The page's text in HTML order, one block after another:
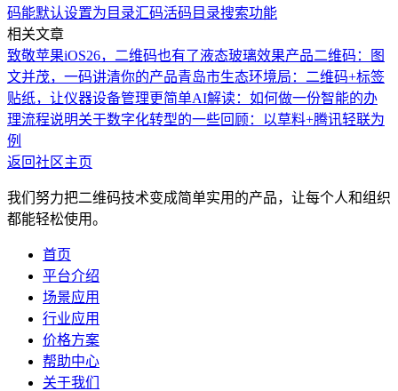
码能默认设置为目录汇码活码目录搜索功能
相关文章
致敬苹果iOS26，二维码也有了液态玻璃效果产品二维码：图
文并茂，一码讲清你的产品青岛市生态环境局：二维码+标签
贴纸，让仪器设备管理更简单AI解读：如何做一份智能的办
理流程说明关于数字化转型的一些回顾：以草料+腾讯轻联为
例
返回社区主页
我们努力把二维码技术变成简单实用的产品，让每个人和组织
都能轻松使用。
首页
平台介绍
场景应用
行业应用
价格方案
帮助中心
关于我们